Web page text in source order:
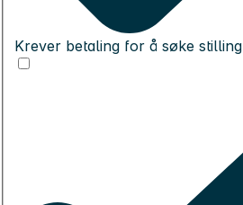
Krever betaling for å søke stilling